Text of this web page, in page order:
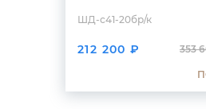
ШД-с41-20бр/к
212 200 ₽ 353